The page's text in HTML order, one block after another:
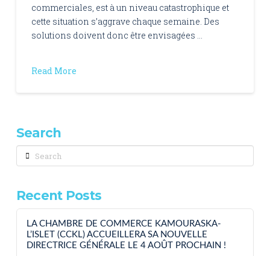
commerciales, est à un niveau catastrophique et
cette situation s’aggrave chaque semaine. Des
solutions doivent donc être envisagées …
Read More
Search
Search
Recent Posts
LA CHAMBRE DE COMMERCE KAMOURASKA-
L’ISLET (CCKL) ACCUEILLERA SA NOUVELLE
DIRECTRICE GÉNÉRALE LE 4 AOÛT PROCHAIN !